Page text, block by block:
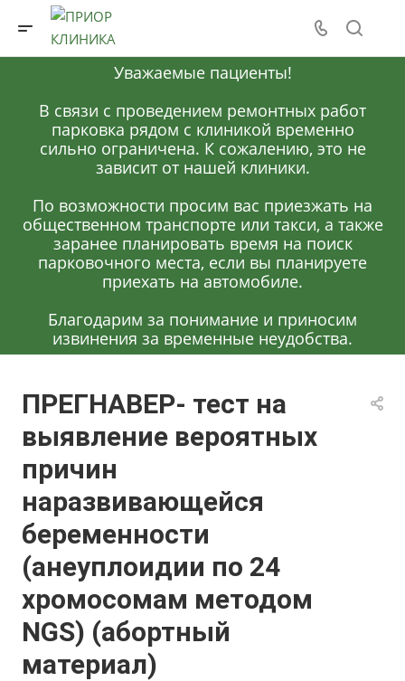
Уважаемые пациенты!
В связи с проведением ремонтных работ
парковка рядом с клиникой временно
сильно ограничена. К сожалению, это не
зависит от нашей клиники.
По возможности просим вас приезжать на
общественном транспорте или такси, а также
заранее планировать время на поиск
парковочного места, если вы планируете
приехать на автомобиле.
Благодарим за понимание и приносим
извинения за временные неудобства.
ПРЕГНАВЕР- тест на
выявление вероятных
причин
наразвивающейся
беременности
(анеуплоидии по 24
хромосомам методом
NGS) (абортный
материал)